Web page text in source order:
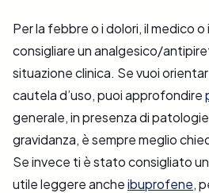
Per la febbre o i dolori, il medico
consigliare un analgesico/
situazione clinica. Se vuoi
cautela d’uso, puoi approfondire
generale, in presenza di
gravidanza, è sempre meglio
Se invece ti è stato consigliato
utile leggere ancheibuprofene,